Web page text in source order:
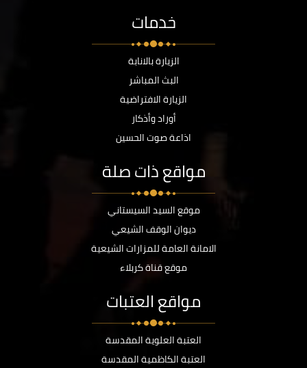
خدمات
الزيارة بالانابة
البث المباشر
الزيارة الافتراضية
أوراد وأذكار
اذاعة صوت الحسين
مواقع ذات صلة
موقع السيد السيستاني
ديوان الوقف الشيعي
الامانة العامة للمزارات الشيعية
موقع قناة كربلاء
مواقع العتبات
العتبة العلوية المقدسة
العتبة الكاظمية المقدسة